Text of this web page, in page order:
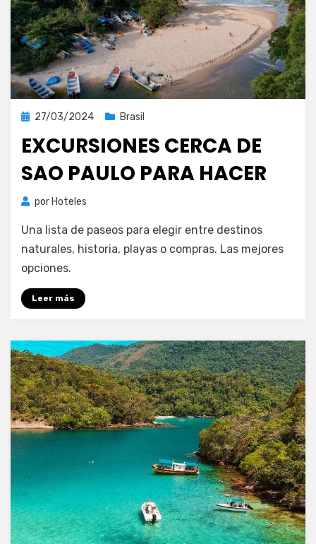
Publicada
27/03/2024 Brasil
EXCURSIONES CERCA DE
SAO PAULO PARA HACER
por Hoteles
Una lista de paseos para elegir entre destinos
naturales, historia, playas o compras. Las mejores
opciones.
Leer más